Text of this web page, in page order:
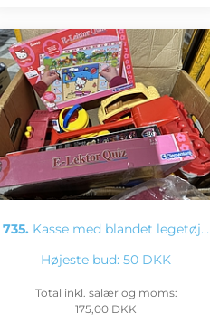
735. Kasse med blandet legetøj…
Højeste bud: 50 DKK
Total inkl. salær og moms:
175,00 DKK